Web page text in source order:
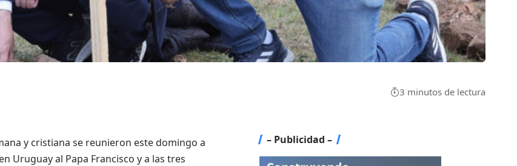
3 minutos de lectura
y cristiana se reunieron este domingo a
Uruguay al Papa Francisco y a las tres
– Publicidad –